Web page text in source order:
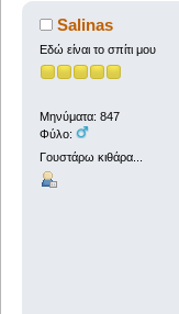
Salinas
Εδώ είναι το σπίτι μου
Μηνύματα: 847
Φύλο:
Γουστάρω κιθάρα...